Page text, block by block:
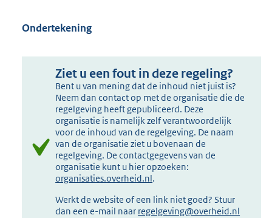
Ondertekening
Ziet u een fout in deze regeling?
Bent u van mening dat de inhoud niet juist is?
Neem dan contact op met de organisatie die de
regelgeving heeft gepubliceerd. Deze
organisatie is namelijk zelf verantwoordelijk
voor de inhoud van de regelgeving. De naam
van de organisatie ziet u bovenaan de
regelgeving. De contactgegevens van de
organisatie kunt u hier opzoeken:
organisaties.overheid.nl.
Werkt de website of een link niet goed? Stuur
dan een e-mail naar regelgeving@overheid.nl